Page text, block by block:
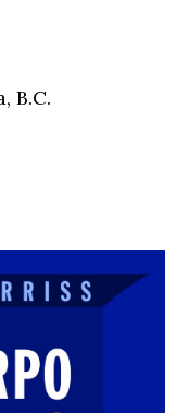
B.C.